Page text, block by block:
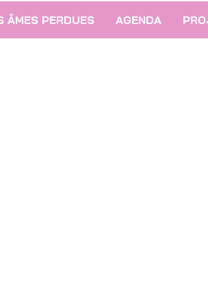
ÂMES PERDUES AGENDA